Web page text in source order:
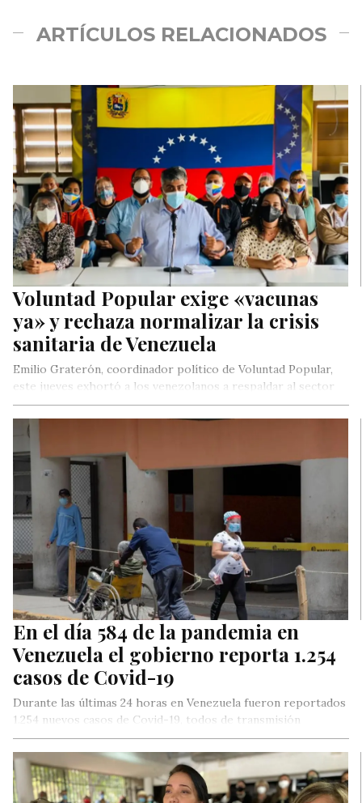
ARTÍCULOS RELACIONADOS
Voluntad Popular exige «vacunas
ya» y rechaza normalizar la crisis
sanitaria de Venezuela
Emilio Graterón, coordinador político de Voluntad Popular,
este jueves exhortó a los venezolanos a respaldar al sector
salud y abogó…
En el día 584 de la pandemia en
Venezuela el gobierno reporta 1.254
casos de Covid-19
Durante las últimas 24 horas en Venezuela fueron reportados
1.254 nuevos casos de Covid-19, todos de transmisión
comunitaria, informó el…